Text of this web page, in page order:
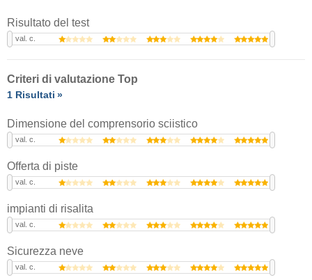
Risultato del test
val. c.
Criteri di valutazione Top
1 Risultati
Dimensione del comprensorio sciistico
val. c.
Offerta di piste
val. c.
impianti di risalita
val. c.
Sicurezza neve
val. c.